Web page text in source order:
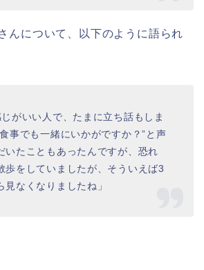
んについて、以下のように語られ
がいい人で、たまに立ち話もしま
事でも一緒にいかがですか？”と声
いたこともあったんですが、恐れ
歩をしていましたが、そういえば3
見なくなりましたね」